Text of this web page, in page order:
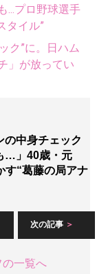
...プロ野球選手
タイル”
ク”に。日ハム
」が放ってい
の中身チェック
…」40歳・元
す“葛藤の局アナ
次の記事
一覧へ